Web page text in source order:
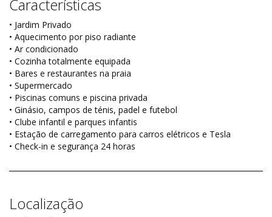
Características
• Jardim Privado
• Aquecimento por piso radiante
• Ar condicionado
• Cozinha totalmente equipada
• Bares e restaurantes na praia
• Supermercado
• Piscinas comuns e piscina privada
• Ginásio, campos de ténis, padel e futebol
• Clube infantil e parques infantis
• Estação de carregamento para carros elétricos e Tesla
• Check-in e segurança 24 horas
Localização